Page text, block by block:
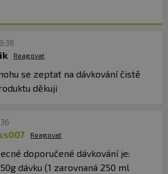
Reagovat
se zeptat na dávkování čistě
děkuji
Reagovat
doporučené dávkování je:
dávku (1 zarovnaná 250 ml